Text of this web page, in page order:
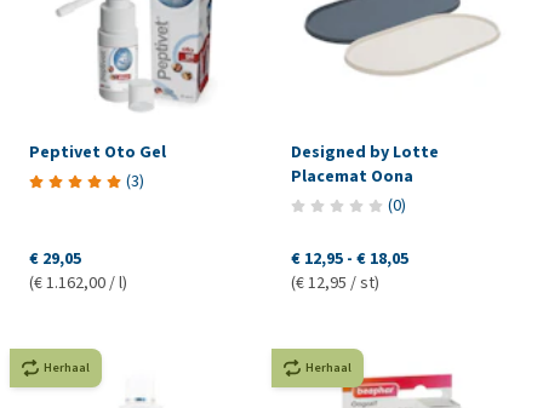
Peptivet Oto Gel
(3)
€ 29,05
(€ 1.162,00 / l)
Designed by Lotte
Placemat Oona
(0)
€ 12,95 - € 18,05
(€ 12,95 / st)
Herhaal Herhaal